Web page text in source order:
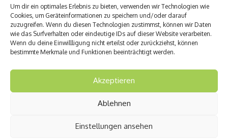
Um dir ein optimales Erlebnis zu bieten, verwenden wir Technologien wie
Cookies, um Geräteinformationen zu speichern und/oder darauf
zuzugreifen. Wenn du diesen Technologien zustimmst, können wir Daten
wie das Surfverhalten oder eindeutige IDs auf dieser Website verarbeiten.
Wenn du deine Einwillligung nicht erteilst oder zurückziehst, können
bestimmte Merkmale und Funktionen beeinträchtigt werden.
Akzeptieren
Ablehnen
Einstellungen ansehen
Das Cleopatra Spa im Cap St Georges Hotel
& Resort
Zypern war einst ein Geschenk des römischen Generals
Marcus Antonius an die ägyptische Königin Kleopatra, die seit
man ihr das Spa im Luxusresort Cap St Georges widmete.
Direkt an der majestätischen Küste Zyperns gelegen erwartet
Erholungssuchende hier neben luxuriösen Unterkünften,
auserlesene Restaurants und malerischen Aussichten...